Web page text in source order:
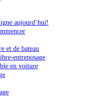
aujourd’hui!
et de bateau
entreposage
en voiture